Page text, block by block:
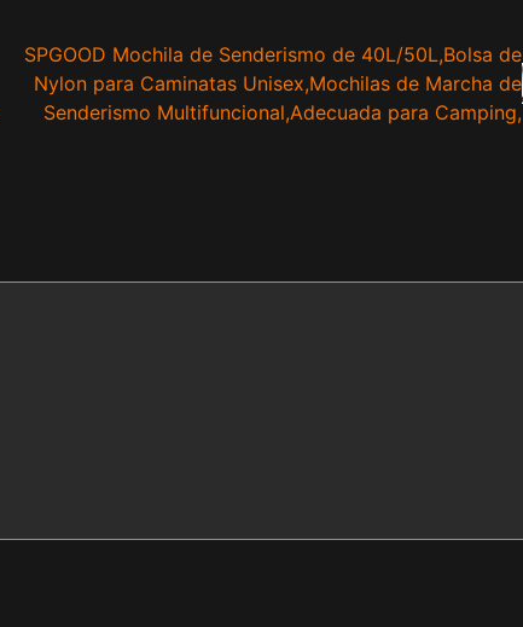
SPGOOD Mochila de Senderismo de 40L/50L,Bolsa de
Nylon para Caminatas Unisex,Mochilas de Marcha de
Senderismo Multifuncional,Adecuada para Camping,